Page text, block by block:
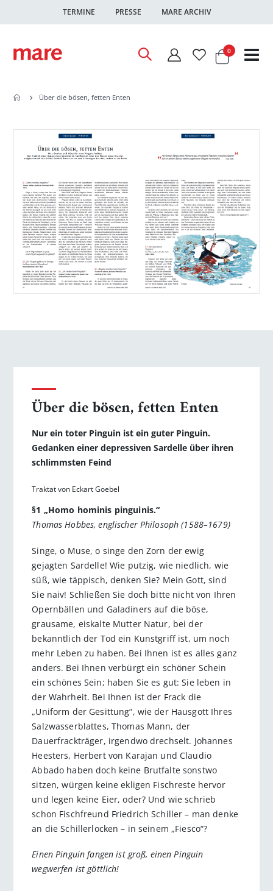
TERMINE PRESSE MARE ARCHIV
Warenkorb
0Artikel
Über die bösen, fetten Enten
Bildgalerie
springen
Anfang
Bildgalerie
springen
Über die bösen, fetten Enten
Nur ein toter Pinguin ist ein guter Pinguin.
Gedanken einer depressiven Sardelle über ihren
schlimmsten Feind
Traktat von Eckart Goebel
§1 „Homo hominis pinguinis.“
Thomas Hobbes, englischer Philosoph (1588–1679)
Singe, o Muse, o singe den Zorn der ewig
gejagten Sardelle! Wie putzig, wie niedlich, wie
süß, wie täppisch, denken Sie? Mein Gott, sind
Sie naiv! Schließen Sie doch bitte nicht von Ihren
Opernbällen und Galadiners auf die böse,
grausame, eiskalte Mutter Natur, bei der
bekanntlich der Tod ein Kunstgriff ist, um noch
mehr Leben zu haben. Bei Ihnen ist es alles ganz
anders. Bei Ihnen verbürgt ein schöner Schein
ein schönes Sein; haben Sie es gut: Sie leben in
der Wahrheit. Bei Ihnen ist der Frack die
„Uniform der Gesittung“, wie der Hausgott Ihres
Salzwasserblattes, Thomas Mann, der
Dauerfrackträger, irgendwo drechselt. Johannes
Heesters, Herbert von Karajan und Claudio
Abbado haben doch keine Brutfalte sonstwo
sitzen, würgen keine ekligen Fischreste hervor
und legen keine Eier, oder? Und wie schrieb
schon Fischfreund Friedrich Schiller – man denke
an die Schillerlocken – in seinem „Fiesco“?
Einen Pinguin fangen ist groß, einen Pinguin
wegwerfen ist göttlich!